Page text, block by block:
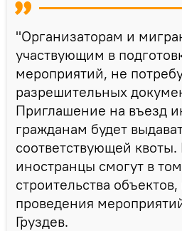
"Организаторам и
участвующим в
мероприятий, не
разрешительных
Приглашение на въезд
гражданам будет
соответствующей квоты.
иностранцы смогут в
строительства
проведения
Груздев.